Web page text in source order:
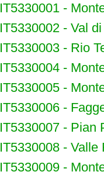
IT5330001 -
IT5330002 - Val
IT5330003 - Rio
IT5330004 -
IT5330005 -
IT5330006 -
IT5330007 - Pian
IT5330008 -
IT5330009 -